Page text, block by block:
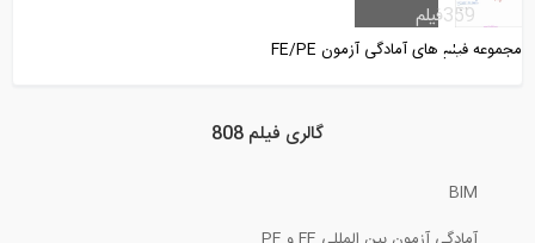
مجموعه فیلم های آمادگی آزمون FE/PE
359فیلم
گالری فیلم 808
BIM